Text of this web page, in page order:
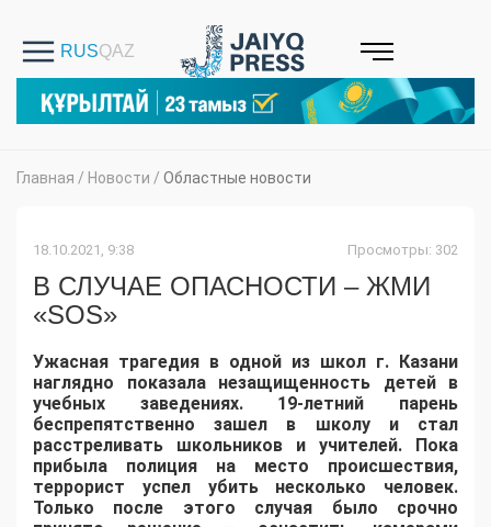
Главная / Новости / Областные новости
18.10.2021, 9:38 Просмотры: 302
В СЛУЧАЕ ОПАСНОСТИ – ЖМИ
«SOS»
Ужасная трагедия в одной из школ г. Казани
наглядно показала незащищенность детей в
учебных заведениях. 19-летний парень
беспрепятственно зашел в школу и стал
расстреливать школьников и учителей. Пока
прибыла полиция на место происшествия,
террорист успел убить несколько человек.
Только после этого случая было срочно